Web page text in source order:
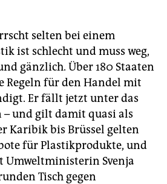
selten bei einem
ist schlecht und muss weg,
gänzlich. Über 180 Staaten
Regeln für den Handel mit
Er fällt jetzt unter das
– und gilt damit quasi als
Karibik bis Brüssel gelten
für Plastikprodukte, und
Umweltministerin Svenja
Tisch gegen